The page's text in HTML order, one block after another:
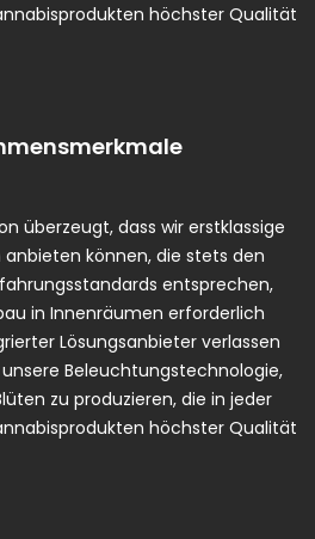
höchster Qualität
überzeugt, dass wir erstklassige
können, die stets den
entsprechen,
in Innenräumen erforderlich
Lösungsanbieter verlassen
Beleuchtungstechnologie,
zu produzieren, die in jeder
höchster Qualität